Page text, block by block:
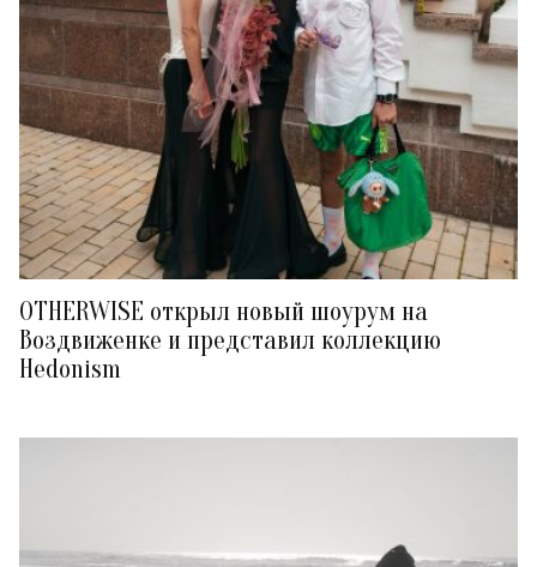
OTHERWISE открыл новый шоурум на
Воздвиженке и представил коллекцию
Hedonism